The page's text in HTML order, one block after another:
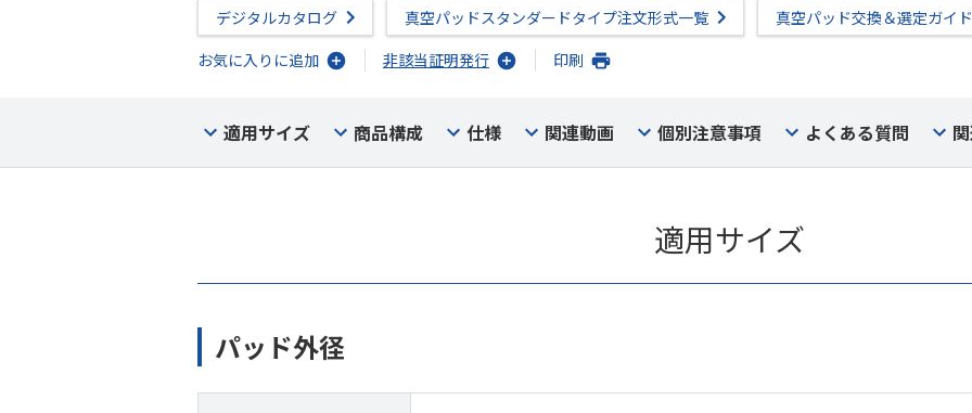
デジタルカタログ 真空パッドスタンダードタイプ注文形式一覧
真空パッド交換＆選定ガイド
お気に入りに追加
非該当証明発行 印刷
適用サイズ 商品構成 仕様 関連動画 個別注意事項 よくある質問
適用サイズ
パッド外径